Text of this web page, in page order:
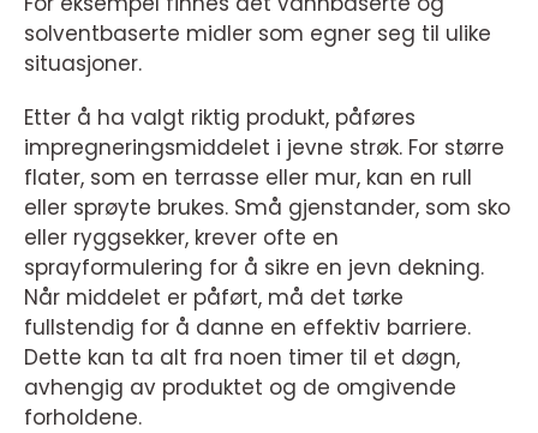
solventbaserte midler som egner seg til ulike
situasjoner.
Etter å ha valgt riktig produkt, påføres
impregneringsmiddelet i jevne strøk. For større
flater, som en terrasse eller mur, kan en rull
eller sprøyte brukes. Små gjenstander, som sko
eller ryggsekker, krever ofte en
sprayformulering for å sikre en jevn dekning.
Når middelet er påført, må det tørke
fullstendig for å danne en effektiv barriere.
Dette kan ta alt fra noen timer til et døgn,
avhengig av produktet og de omgivende
forholdene.